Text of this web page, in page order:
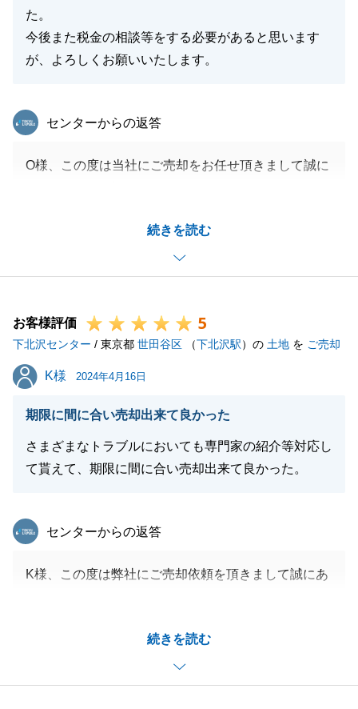
た。
今後また税金の相談等をする必要があると思います
が、よろしくお願いいたします。
続きを読む
東急リバブル
センターからの返答
O様、この度は当社にご売却をお任せ頂きまして誠に
今後も不動産でのお困りごとがございましたら、是非
ともお声がけくださいませ。
お客様評価 5
下北沢センター / 東京都 世田谷区 （下北沢駅）の 土地 を ご売却
K様
K様 2024年4月16日
期限に間に合い売却出来て良かった
さまざまなトラブルにおいても専門家の紹介等対応し
て貰えて、期限に間に合い売却出来て良かった。
続きを読む
東急リバブル
センターからの返答
K様、この度は弊社にご売却依頼を頂きまして誠にあ
したのは、Ｋ様をはじめとする皆様のご協力あっての
またご売却のお力添えができればと存じますので今後